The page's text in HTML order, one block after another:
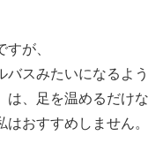
が、
バスみたいになるよ
は、足を温めるだけ
はおすすめしません。